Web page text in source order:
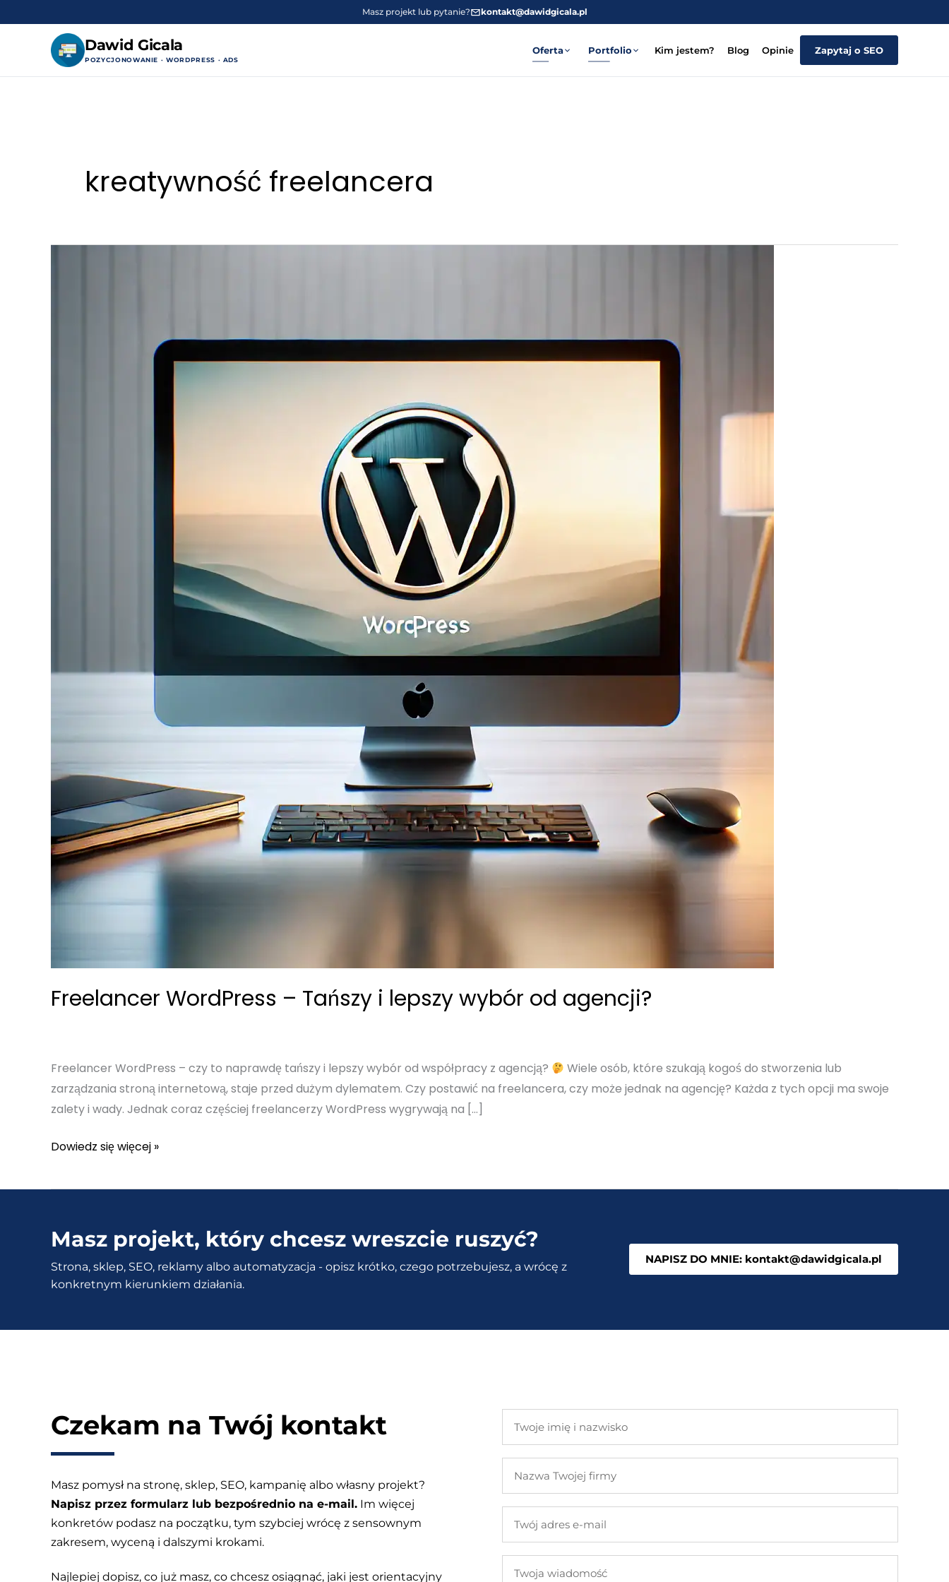
Masz projekt lub pytanie? kontakt@dawidgicala.pl
Dawid Gicala
POZYCJONOWANIE · WORDPRESS · ADS
Oferta Portfolio Kim jestem? Blog Opinie Zapytaj o SEO
kreatywność freelancera
Freelancer WordPress – Tańszy i lepszy wybór od agencji?
Freelancer WordPress – czy to naprawdę tańszy i lepszy wybór od współpracy z agencją?
Wiele osób, które szukają kogoś do stworzenia lub
zarządzania stroną internetową, staje przed dużym dylematem. Czy postawić na freelancera, czy może jednak na agencję? Każda z tych opcji ma swoje
zalety i wady. Jednak coraz częściej freelancerzy WordPress wygrywają na […]
Freelancer
–
lepszy
wybór
od
Dowiedz się więcej »
Masz projekt, który chcesz wreszcie ruszyć?
Strona, sklep, SEO, reklamy albo automatyzacja - opisz krótko, czego potrzebujesz, a wrócę z
konkretnym kierunkiem działania.
NAPISZ DO MNIE: kontakt@dawidgicala.pl
Czekam na Twój kontakt
Masz pomysł na stronę, sklep, SEO, kampanię albo własny projekt?
Napisz przez formularz lub bezpośrednio na e-mail. Im więcej
konkretów podasz na początku, tym szybciej wrócę z sensownym
zakresem, wyceną i dalszymi krokami.
Najlepiej dopisz, co już masz, co chcesz osiągnąć, jaki jest orientacyjny
imię
nazwisko
Twojej
adres
mail